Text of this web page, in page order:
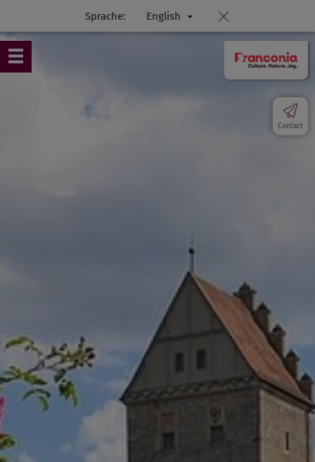
Sprache: English
Contact